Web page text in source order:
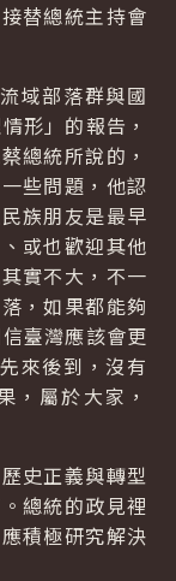
替總統主持會
域部落群與國
形」的報告，
總統所說的，
些問題，他認
族朋友是最早
或也歡迎其他
實不大，不一
，如果都能夠
臺灣應該會更
來後到，沒有
，屬於大家，
史正義與轉型
總統的政見裡
積極研究解決